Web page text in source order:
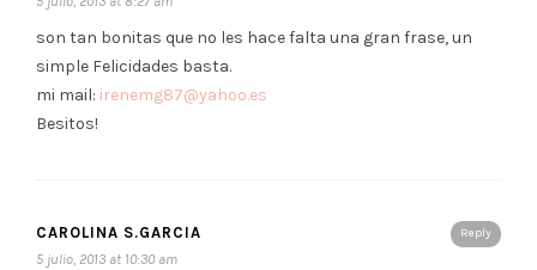
son tan bonitas que no les hace falta una gran frase, un
simple Felicidades basta.
mi mail: irenemg87@yahoo.es
Besitos!
Reply
CAROLINA S.GARCIA
5 julio, 2013 at 10:30 am